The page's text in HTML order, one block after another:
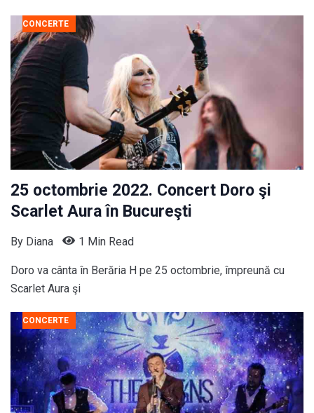
CONCERTE
25 octombrie 2022. Concert Doro şi
Scarlet Aura în Bucureşti
By Diana 1 Min Read
Doro va cânta în Berăria H pe 25 octombrie, împreună cu
Scarlet Aura şi
CONCERTE